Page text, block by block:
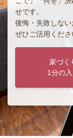
せです。
後悔・失敗しな
ぜひご活用くださ
家づく
1分の